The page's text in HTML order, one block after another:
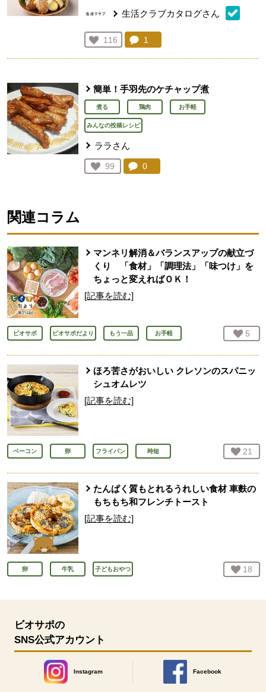
生活クラブカタログさん
お気に入り登録：
116
人が登録
コメント：
1
簡単！手羽先のケチャップ煮
煮る 鶏肉 お手軽
みんなの投稿レシピ
ララさん
お気に入り登録：
99
人が登録
コメント：
0
関連コラム
マンネリ解消＆バランスアップの献立づ
くり 「食材」「調理法」「味つけ」を
ちょっと変えればＯＫ！
[記事を読む]
ビオサポ ビオサポだより もう一品 お手軽 お気
5
ほろ苦さがおいしい クレソンのスパニッ
シュオムレツ
[記事を読む]
ベーコン 卵 フライパン 時短 お気
21
たんぱく質もとれるうれしい食材 車麩の
もちもち和フレンチトースト
[記事を読む]
卵 牛乳 子どもおやつ お気
18
ビオサポの
SNS公式アカウント
Instagram
別のウィンドウで開きます。
Facebook